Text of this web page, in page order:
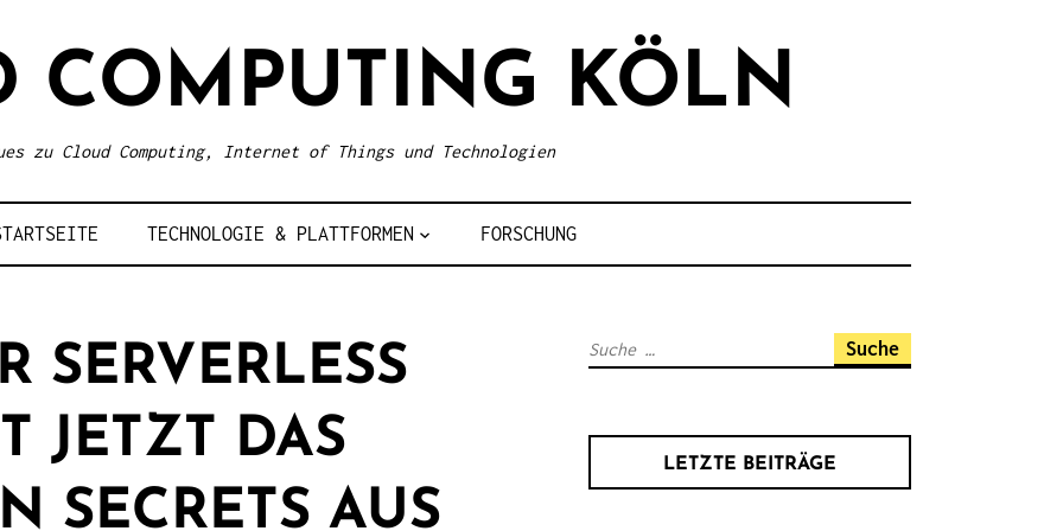
COMPUTING KÖLN
zu Cloud Computing, Internet of Things und Technologien
TECHNOLOGIE & PLATTFORMEN FORSCHUNG
SERVERLESS
JETZT DAS
SECRETS AUS
S
LETZTE BEITRÄGE